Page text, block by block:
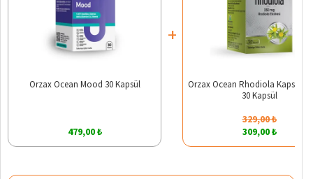
Orzax Ocean Mood 30 Kapsül
479,00 ₺
+
Orzax Ocean Rhodiola Kapsül
30 Kapsül
329,00 ₺
309,00 ₺